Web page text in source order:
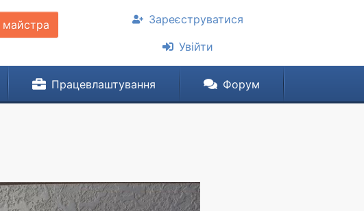
майстра
Зареєструватися
Увійти
Працевлаштування Форум